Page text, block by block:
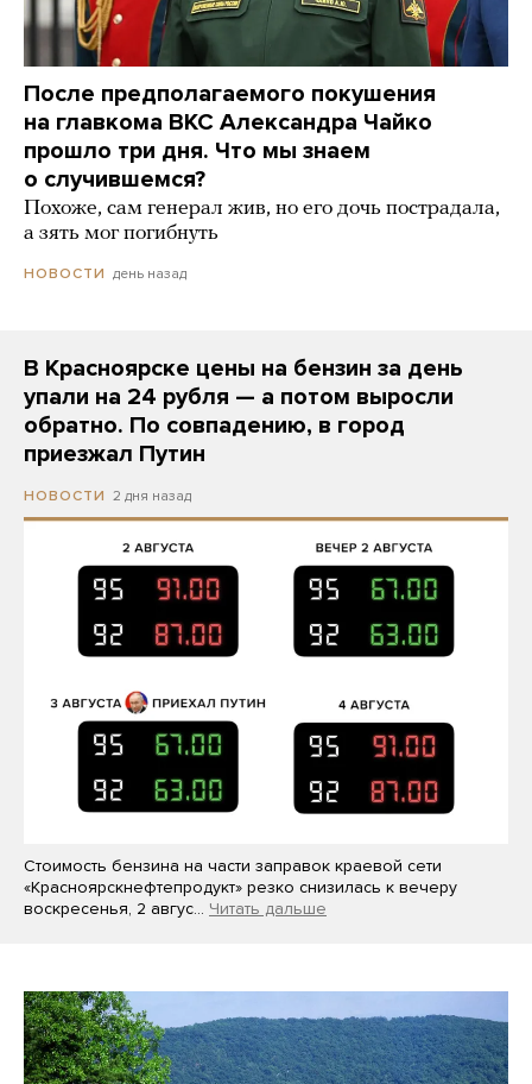
После предполагаемого покушения
на главкома ВКС Александра Чайко
прошло три дня. Что мы знаем
о случившемся?
Похоже, сам генерал жив, но его дочь пострадала,
а зять мог погибнуть
НОВОСТИ день назад
В Красноярске цены на бензин за день
упали на 24 рубля — а потом выросли
обратно. По совпадению, в город
приезжал Путин
НОВОСТИ 2 дня назад
Стоимость бензина на части заправок краевой сети
«Красноярскнефтепродукт» резко снизилась к вечеру
воскресенья, 2 авгус… Читать дальше